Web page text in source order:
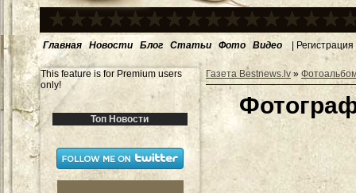
Главная Новости Блог Статьи Фото Видео | Регистрация
This feature is for Premium users
only!
Топ Новости
Газета Bestnews.lv»